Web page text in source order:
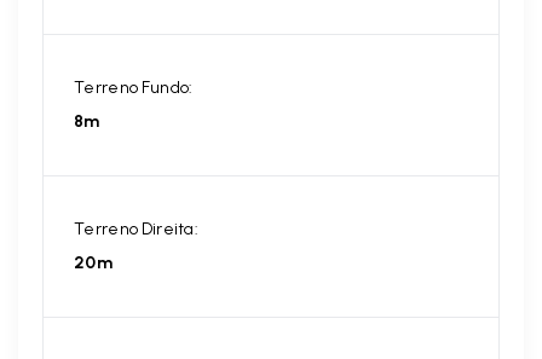
Terreno Fundo:
8m
Terreno Direita:
20m